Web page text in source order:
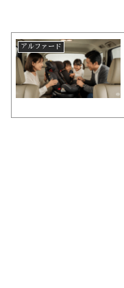
アルファード